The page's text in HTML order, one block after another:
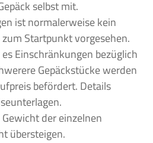
selbst mit.
ist normalerweise kein
Startpunkt vorgesehen.
Einschränkungen bezüglich
Gepäckstücke werden
befördert. Details
der einzelnen
übersteigen.